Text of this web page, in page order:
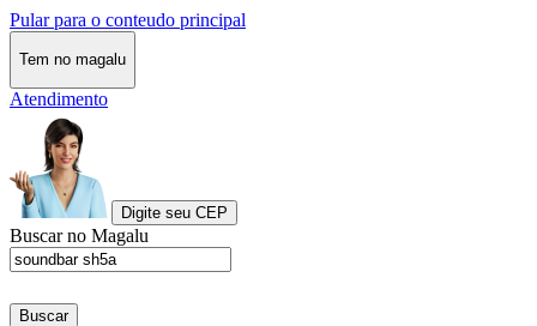
Pular para o conteudo principal
Tem no magalu
Atendimento
Digite seu CEP
Buscar no Magalu
Buscar